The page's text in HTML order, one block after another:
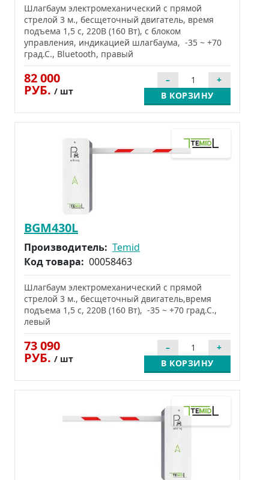
Шлагбаум электромеханический с прямой
стрелой 3 м., бесщеточный двигатель, время
подъема 1,5 c, 220В (160 Вт), с блоком
управления, индикацией шлагбаума, -35 ~ +70
град.С., Bluetooth, правый
82 000
РУБ. / шт В КОРЗИНУ
BGM430L
Производитель: Temid
Код товара: 00058463
Шлагбаум электромеханический с прямой
стрелой 3 м., бесщеточный двигатель,время
подъема 1,5 c, 220В (160 Вт), -35 ~ +70 град.С.,
левый
73 090
РУБ. / шт В КОРЗИНУ